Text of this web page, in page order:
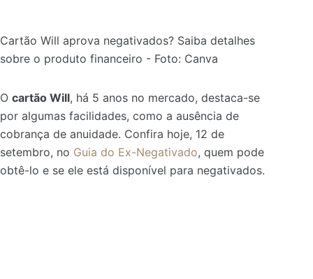
Cartão Will aprova negativados? Saiba detalhes
sobre o produto financeiro - Foto: Canva
O cartão Will, há 5 anos no mercado, destaca-se
por algumas facilidades, como a ausência de
cobrança de anuidade. Confira hoje, 12 de
setembro, no Guia do Ex-Negativado, quem pode
obtê-lo e se ele está disponível para negativados.